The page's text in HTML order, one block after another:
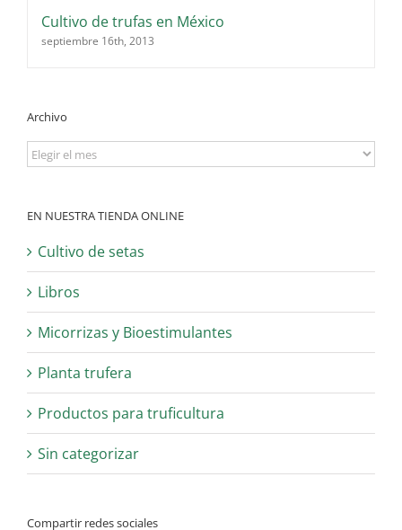
Cultivo de trufas en México
septiembre 16th, 2013
Archivo
Archivo
EN NUESTRA TIENDA ONLINE
Cultivo de setas
Libros
Micorrizas y Bioestimulantes
Planta trufera
Productos para truficultura
Sin categorizar
Compartir redes sociales